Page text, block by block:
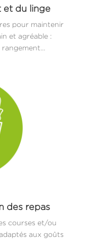
et du linge
pour maintenir
et agréable :
rangement…
des repas
courses et/ou
aux goûts